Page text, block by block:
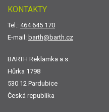
KONTAKTY
Tel.: 464 645 170
E-mail: barth@barth.cz
BARTH Reklamka a.s.
Hůrka 1798
530 12 Pardubice
Česká republika